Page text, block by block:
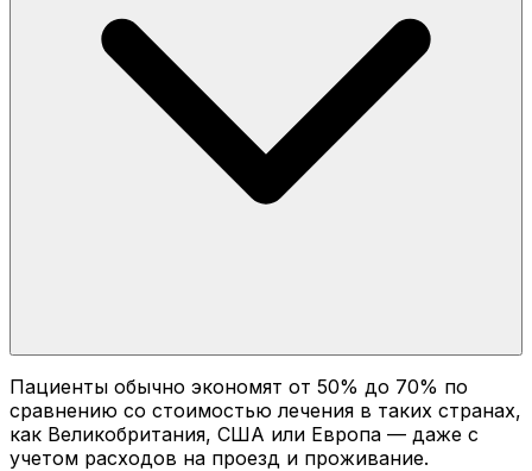
Пациенты обычно экономят от 50% до 70% по
сравнению со стоимостью лечения в таких странах,
как Великобритания, США или Европа — даже с
учетом расходов на проезд и проживание.